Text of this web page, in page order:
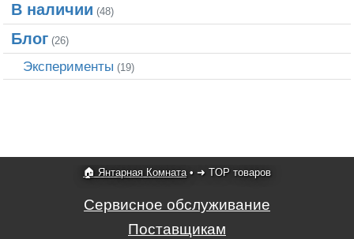
В наличии (48)
Блог (26)
Эксперименты (19)
🏠 Янтарная Комната• ➜ TOP товаров
Сервисное обслуживание
Поставщикам